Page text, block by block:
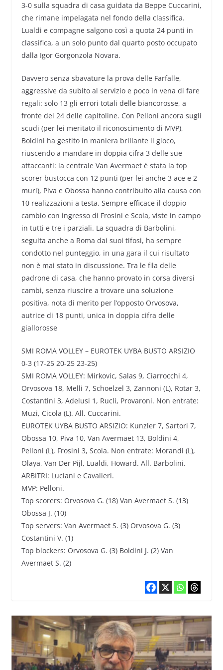
3-0 sulla squadra di casa guidata da Beppe Cuccarini,
che rimane impelagata nel fondo della classifica.
Lualdi e compagne salgono così a quota 24 punti in
classifica, a un solo punto dal quarto posto occupato
dalla Igor Gorgonzola Novara.
Davvero senza sbavature la prova delle Farfalle,
aggressive da subito al servizio e poco in vena di fare
regali: solo 13 gli errori totali delle biancorosse, a
fronte dei 24 delle capitoline. Con Pelloni ancora sugli
scudi (per lei meritato il riconoscimento di MVP),
Boldini ha gestito in maniera brillante il gioco,
riuscendo a mandare in doppia cifra 3 delle sue
attaccanti: la centrale Van Avermaet è stata la top
scorer bustocca con 12 punti (per lei anche 3 ace e 2
muri), Piva e Obossa hanno contribuito alla causa con
10 realizzazioni a testa. Sempre efficace il doppio
cambio con ingresso di Frosini e Scola, viste in campo
in tutti e tre i parziali. La squadra di Barbolini,
seguita anche a Roma dai suoi tifosi, ha sempre
condotto nel punteggio, in una gara il cui risultato
non è mai stato in discussione. Tra le fila delle
padrone di casa, che hanno provato in corsa diversi
cambi, senza riuscire a trovare una soluzione
positiva, nota di merito per l’opposto Orvosova,
autrice di 18 punti, unica in doppia cifra delle
giallorosse
SMI ROMA VOLLEY – EUROTEK UYBA BUSTO ARSIZIO
0-3 (17-25 20-25 23-25)
SMI ROMA VOLLEY: Mirkovic, Salas 9, Ciarrocchi 4,
Orvosova 18, Melli 7, Schoelzel 3, Zannoni (L), Rotar 3,
Costantini 3, Adelusi 1, Rucli, Provaroni. Non entrate:
Muzi, Cicola (L). All. Cuccarini.
EUROTEK UYBA BUSTO ARSIZIO: Kunzler 7, Sartori 7,
Obossa 10, Piva 10, Van Avermaet 13, Boldini 4,
Pelloni (L), Frosini 3, Scola. Non entrate: Morandi (L),
Olaya, Van Der Pijl, Lualdi, Howard. All. Barbolini.
ARBITRI: Luciani e Cavalieri.
MVP: Pelloni.
Top scorers: Orvosova G. (18) Van Avermaet S. (13)
Obossa J. (10)
Top servers: Van Avermaet S. (3) Orvosova G. (3)
Costantini V. (1)
Top blockers: Orvosova G. (3) Boldini J. (2) Van
Avermaet S. (2)